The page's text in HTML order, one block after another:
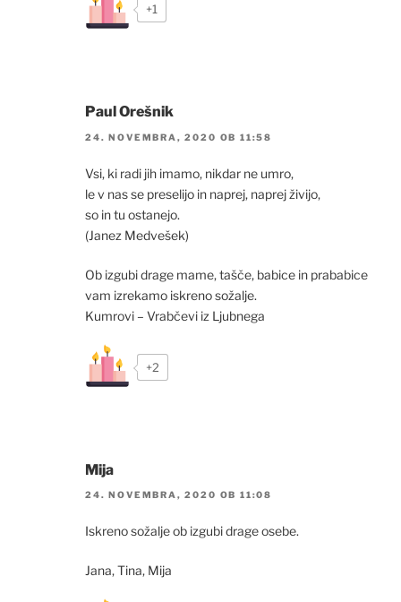
+1
Paul Orešnik
24. NOVEMBRA, 2020 OB 11:58
Vsi, ki radi jih imamo, nikdar ne umro,
le v nas se preselijo in naprej, naprej živijo,
so in tu ostanejo.
(Janez Medvešek)
Ob izgubi drage mame, tašče, babice in prababice
vam izrekamo iskreno sožalje.
Kumrovi – Vrabčevi iz Ljubnega
+2
Mija
24. NOVEMBRA, 2020 OB 11:08
Iskreno sožalje ob izgubi drage osebe.
Jana, Tina, Mija